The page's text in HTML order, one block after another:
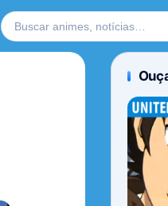
Buscar no site